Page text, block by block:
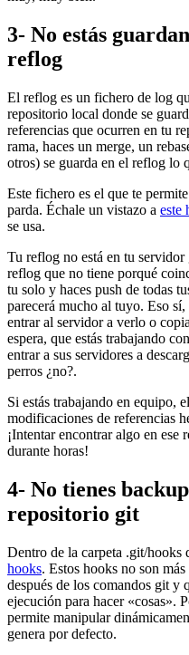
3- No estás
reflog
El reflog es un fichero de log
repositorio local donde se
referencias que ocurren en tu
rama, haces un merge, un
otros) se guarda en el reflog lo
Este fichero es el que te
parda. Échale un vistazo a este
se usa.
Tu reflog no está en tu
reflog que no tiene porqué
tu solo y haces push de todas
parecerá mucho al tuyo. Eso sí,
entrar al servidor a verlo o
espera, que estás trabajando
entrar a sus servidores a
perros ¿no?.
Si estás trabajando en equipo,
modificaciones de referencias
¡Intentar encontrar algo en ese
durante horas!
4- No tienes
repositorio git
Dentro de la carpeta .git/hooks
hooks. Estos hooks no son
después de los comandos git y
ejecución para hacer «cosas».
permite manipular
genera por defecto.